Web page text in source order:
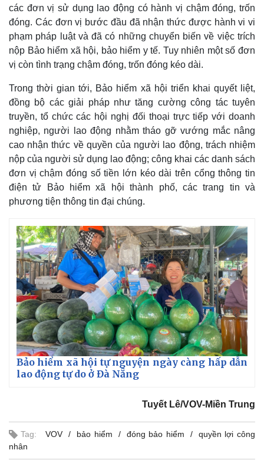
Thế giới
Quan sát
Cuộc sống đó đây
Hồ sơ
Multimedia
Video
Ảnh
E-Magazine
Infographic
các đơn vị sử dụng lao động có hành vị chậm đóng, trốn
đóng. Các đơn vị bước đầu đã nhận thức được hành vi vi
phạm pháp luật và đã có những chuyển biến về việc trích
nộp Bảo hiểm xã hội, bảo hiểm y tế. Tuy nhiên một số đơn
vị còn tình trạng chậm đóng, trốn đóng kéo dài.
Trong thời gian tới, Bảo hiểm xã hội triển khai quyết liệt,
đồng bộ các giải pháp như tăng cường công tác tuyên
truyền, tổ chức các hội nghị đối thoại trực tiếp với doanh
nghiệp, người lao động nhằm tháo gỡ vướng mắc nâng
cao nhận thức về quyền của người lao động, trách nhiệm
nộp của người sử dụng lao động; công khai các danh sách
đơn vị chậm đóng số tiền lớn kéo dài trên cổng thông tin
điện tử Bảo hiểm xã hội thành phố, các trang tin và
phương tiện thông tin đại chúng.
Bảo hiểm xã hội tự nguyện ngày càng hấp dẫn
lao động tự do ở Đà Nẵng
Tuyết Lê/VOV-Miền Trung
Tag: VOV bảo hiểm đóng bảo hiểm
quyền lợi công
nhân